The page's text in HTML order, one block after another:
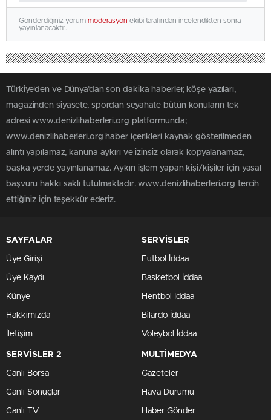
Gönderdiğiniz yorum moderasyon ekibi tarafından incelendikten sonra
yayınlanacaktır.
Türkiye'den ve Dünya’dan son dakika haberler, köşe yazıları,
magazinden siyasete, spordan seyahate bütün konuların tek
adresi www.denizlihaberleri.org platformunda;
www.denizlihaberleri.org haber içerikleri kaynak gösterilmeden
alıntı yapılamaz, kanuna aykırı ve izinsiz olarak kopyalanamaz,
başka yerde yayınlanamaz. Aykırı işlem yapan kişi/kişiler için yasal
başvuru hakkı saklı tutulmaktadır. www.denizlihaberleri.org tercih
ettiğiniz için teşekkür ederiz.
SAYFALAR
Üye Girişi
Üye Kaydı
Künye
Hakkımızda
İletişim
SERVİSLER
Futbol İddaa
Basketbol İddaa
Hentbol İddaa
Bilardo İddaa
Voleybol İddaa
SERVİSLER 2
Canlı Borsa
Canlı Sonuçlar
Canlı TV
MULTİMEDYA
Gazeteler
Hava Durumu
Haber Gönder